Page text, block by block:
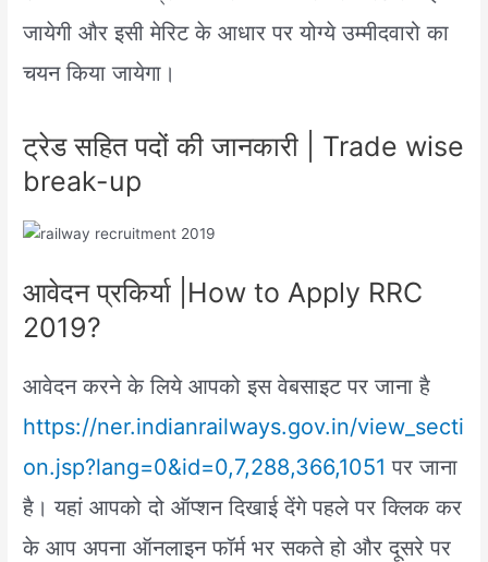
जायेगी और इसी मेरिट के आधार पर योग्ये उम्मीदवारो का
चयन किया जायेगा।
ट्रेड सहित पदों की जानकारी | Trade wise
break-up
आवेदन प्रकिर्या |How to Apply RRC
2019?
आवेदन करने के लिये आपको इस वेबसाइट पर जाना है
https://ner.indianrailways.gov.in/view_secti
on.jsp?lang=0&id=0,7,288,366,1051 पर जाना
है। यहां आपको दो ऑप्शन दिखाई देंगे पहले पर क्लिक कर
के आप अपना ऑनलाइन फॉर्म भर सकते हो और दूसरे पर